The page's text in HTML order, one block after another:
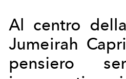
Al centro
Jumeirah
pensiero